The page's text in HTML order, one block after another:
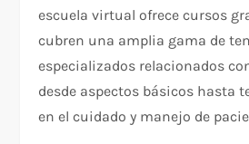
escuela virtual ofrece cursos
cubren una amplia gama de
especializados relacionados
desde aspectos básicos hasta
en el cuidado y manejo de